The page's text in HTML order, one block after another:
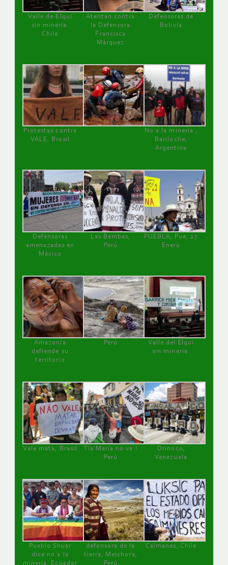
Valle de Elqui
sin minería.
Chile
Atentan contra
la Defensora
Francisca
Márquez
Defensoras de
Bolivia
Protestas contra
VALE, Brasil
No a la minería ,
Bariloche,
Argentina
Defensoras
amenazadas en
México
Las Bambas,
Perú
PUEBLA, Pue, 27
Enero
Amazonía
defiende su
territorio
Perú
Valle del Elqui
sin minería.
Vale mata, Brasil
Tía María no va !
Perú
Orinoco,
Venezuela
Pueblo Shuar
dice no a la
minería, Ecuador
defensora de la
tierra, Melchora,
Perú
Caimanes, Chile